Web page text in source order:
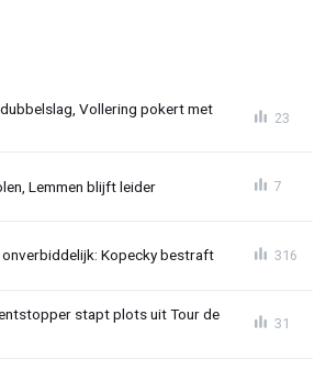
Vollering pokert met
23
Lemmen blijft leider 7
Kopecky bestraft 316
stapt plots uit Tour de
31